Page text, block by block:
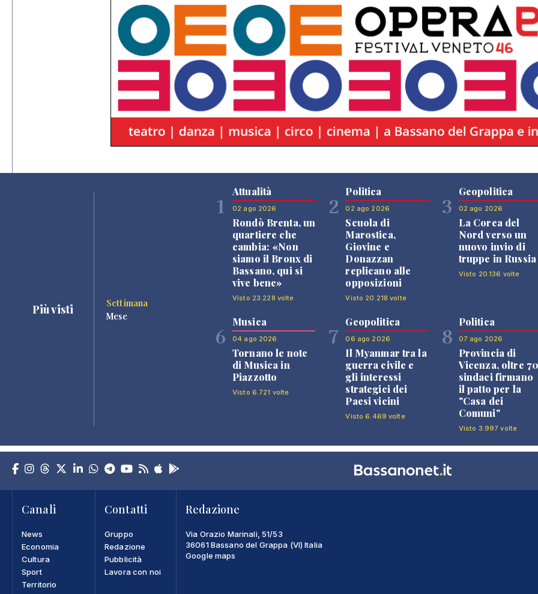
Più visti
Settimana
Mese
1
Attualità
02 ago 2026
Rondò Brenta, un
quartiere che
cambia: «Non
siamo il Bronx di
Bassano, qui si
vive bene»
Visto 23.228 volte
2
Politica
02 ago 2026
Scuola di
Marostica,
Giovine e
Donazzan
replicano alle
opposizioni
Visto 20.218 volte
3
Geopolitica
02 ago 2026
La Corea del
Nord verso un
nuovo invio di
truppe in Russia
Visto 20.136 volte
6
Musica
04 ago 2026
Tornano le note
di Musica in
Piazzotto
Visto 6.721 volte
7
Geopolitica
06 ago 2026
Il Myanmar tra la
guerra civile e
gli interessi
strategici dei
Paesi vicini
Visto 6.469 volte
8
Politica
07 ago 2026
Provincia di
Vicenza, oltre
sindaci firmano
il patto per la
"Casa dei
Comuni"
Visto 3.997 volte
Canali
News
Economia
Cultura
Sport
Territorio
Contatti
Gruppo
Redazione
Pubblicità
Lavora con noi
Redazione
Via Orazio Marinali, 51/53
36061 Bassano del Grappa (VI) Italia
Google maps